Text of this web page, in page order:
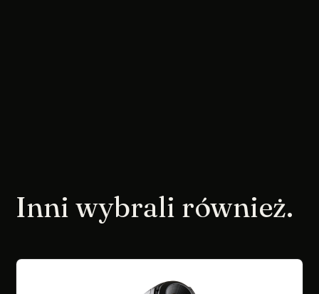
Inni wybrali również.